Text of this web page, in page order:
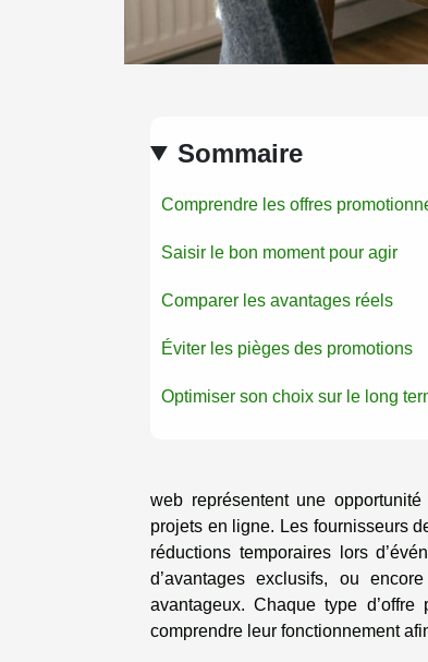
Sommaire
Comprendre les offres
Saisir le bon moment pour agir
Comparer les avantages réels
Éviter les pièges des promotions
Optimiser son choix sur le long
web représentent une
projets en ligne. Les fournisseurs
réductions temporaires lors
d’avantages exclusifs, ou
avantageux. Chaque type
comprendre leur fonctionnement